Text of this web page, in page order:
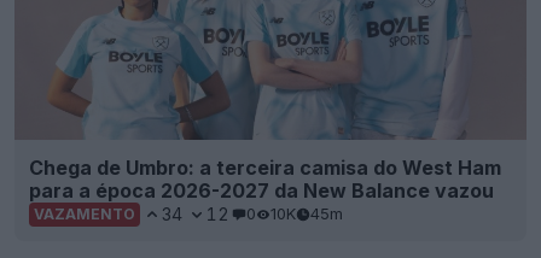
Chega de Umbro: a terceira camisa do West Ham
para a época 2026-2027 da New Balance vazou
VAZAMENTO 34 12 0 10K 45m